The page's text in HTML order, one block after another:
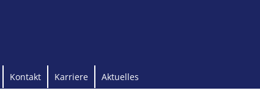
Kontakt Karriere Aktuelles